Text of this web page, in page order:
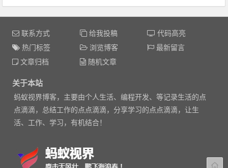
联系方式 给我投稿
代码高亮
热门标签
浏览博客
最新留言
文章归档
随机文章
关于本站
蚂蚁视界博客，主要由个人生活、编程开发、等记录生活的点
点滴滴，总结工作的点点滴滴，分享学习的点点滴滴，让生
活、工作、学习，有机结合！